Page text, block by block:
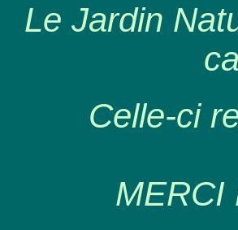
Le Jardin
Celle-ci
MERCI